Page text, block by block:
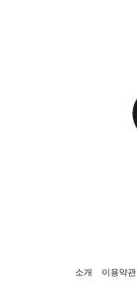
소개 이용약관